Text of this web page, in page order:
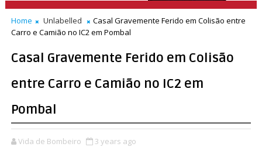
Home Unlabelled
Casal Gravemente Ferido em Colisão entre
Carro e Camião no IC2 em Pombal
Casal Gravemente Ferido em Colisão
entre Carro e Camião no IC2 em
Pombal
Vida de Bombeiro 3 years ago